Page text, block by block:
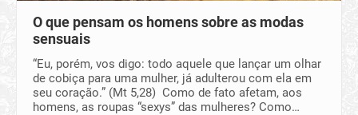
O que pensam os homens sobre as modas
sensuais
“Eu, porém, vos digo: todo aquele que lançar um olhar
de cobiça para uma mulher, já adulterou com ela em
seu coração.” (Mt 5,28) Como de fato afetam, aos
homens, as roupas “sexys” das mulheres? Como…